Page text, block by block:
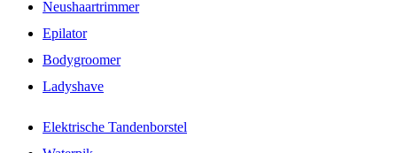
Neushaartrimmer
Epilator
Bodygroomer
Ladyshave
Elektrische Tandenborstel